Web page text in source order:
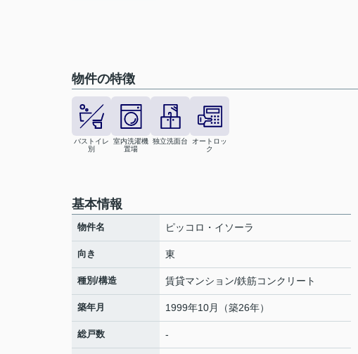
物件の特徴
バストイレ
別
室内洗濯機
置場
独立洗面台
オートロッ
ク
基本情報
物件名 ピッコロ・イソーラ
向き 東
種別/構造 賃貸マンション/鉄筋コンクリート
築年月 1999年10月（築26年）
総戸数 -